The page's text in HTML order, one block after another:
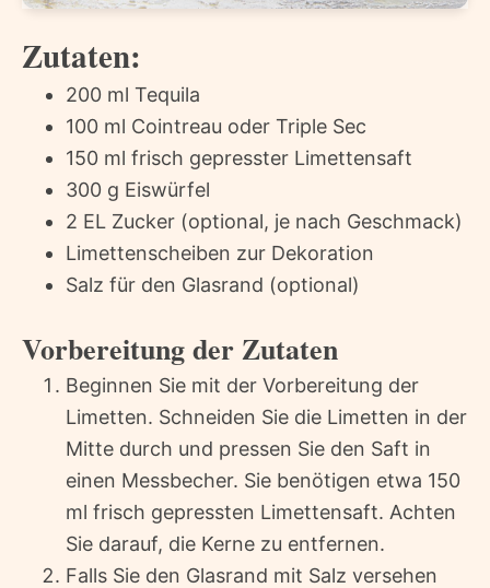
Zutaten:
200 ml Tequila
100 ml Cointreau oder Triple Sec
150 ml frisch gepresster Limettensaft
300 g Eiswürfel
2 EL Zucker (optional, je nach Geschmack)
Limettenscheiben zur Dekoration
Salz für den Glasrand (optional)
Vorbereitung der Zutaten
Beginnen Sie mit der Vorbereitung der
Limetten. Schneiden Sie die Limetten in der
Mitte durch und pressen Sie den Saft in
einen Messbecher. Sie benötigen etwa 150
ml frisch gepressten Limettensaft. Achten
Sie darauf, die Kerne zu entfernen.
Falls Sie den Glasrand mit Salz versehen